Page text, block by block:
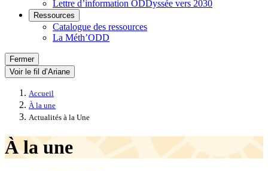
Lettre d’information ODDyssée vers 2030
Ressources
Catalogue des ressources
La Méth’ODD
Fermer
Voir le fil d’Ariane
Accueil
À la une
Actualités à la Une
À la une